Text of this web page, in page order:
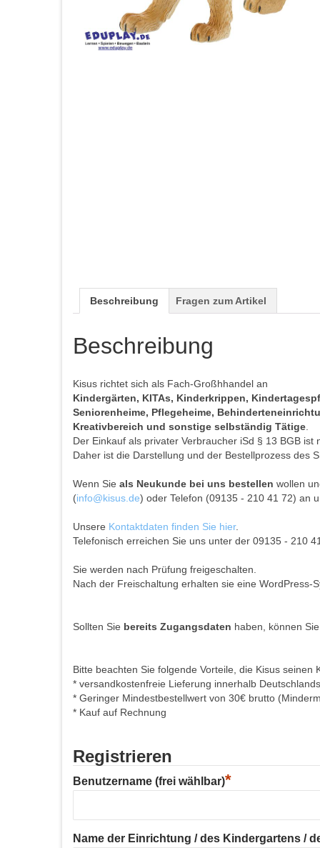
Beschreibung Fragen zum Artikel
Beschreibung
Kisus richtet sich als Fach-Großhhandel an
Kindergärten, KITAs, Kinderkrippen,
Seniorenheime, Pflegeheime,
Kreativbereich und sonstige selbständig Tätige
Der Einkauf als privater Verbraucher iSd § 13 BGB ist
Daher ist die Darstellung und der Bestellprozess des
Wenn Sie als Neukunde bei uns bestellen wollen
(info@kisus.de) oder Telefon (09135 - 210 41 72) an
Unsere Kontaktdaten finden Sie hier.
Telefonisch erreichen Sie uns unter der 09135 - 210
Sie werden nach Prüfung freigeschalten.
Nach der Freischaltung erhalten sie eine
Sollten Sie bereits Zugangsdaten haben, können
Bitte beachten Sie folgende Vorteile, die Kisus seinen
* versandkostenfreie Lieferung innerhalb Deutschlands
* Geringer Mindestbestellwert von 30€ brutto
* Kauf auf Rechnung
Registrieren
Benutzername (frei wählbar)*
Name der Einrichtung / des Kindergartens /